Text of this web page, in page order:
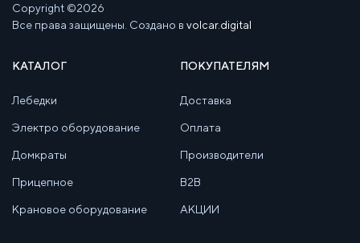
Copyright ©2026
Все права защищены. Создано в volcar.digital
КАТАЛОГ
Лебедки
Электро оборудование
Домкраты
Прицепное
Крановое оборудование
ПОКУПАТЕЛЯМ
Доставка
Оплата
Производители
B2B
АКЦИИ